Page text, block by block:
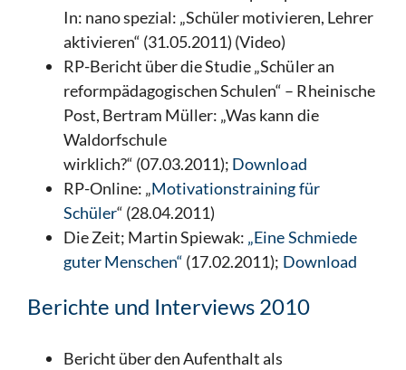
In: nano spezial: „Schüler motivieren, Lehrer
aktivieren“ (31.05.2011) (Video)
RP-Bericht über die Studie „Schüler an
reformpädagogischen Schulen“ – Rheinische
Post, Bertram Müller: „Was kann die
Waldorfschule
wirklich?“ (07.03.2011); Download
RP-Online: „Motivationstraining für
Schüler“ (28.04.2011)
Die Zeit; Martin Spiewak: „Eine Schmiede
guter Menschen“ (17.02.2011); Download
Berichte und Interviews 2010
Bericht über den Aufenthalt als